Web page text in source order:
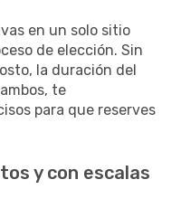
en un solo sitio
de elección. Sin
la duración del
te
para que reserves
y con escalas